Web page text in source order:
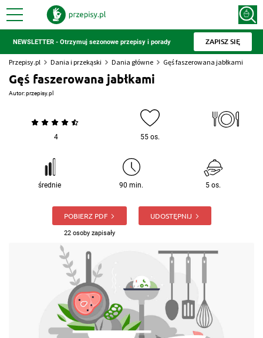
NEWSLETTER - Otrzymuj sezonowe przepisy i porady ZAPISZ SIĘ
Przepisy.pl Dania i przekąski Dania główne Gęś faszerowana jabłkami
Gęś faszerowana jabłkami
Autor:przepisy.pl
4 55 os.
średnie 90 min. 5 os.
POBIERZ PDF
22 osoby zapisały
UDOSTĘPNIJ